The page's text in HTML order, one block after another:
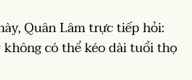
Quân Lâm trực tiếp hỏi:
có thể kéo dài tuổi thọ